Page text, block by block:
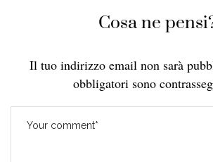
Cosa ne
Il tuo indirizzo email non sarà
obbligatori sono